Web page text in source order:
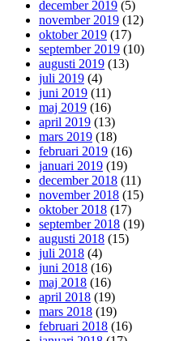
december 2019 (5)
november 2019 (12)
oktober 2019 (17)
september 2019 (10)
augusti 2019 (13)
juli 2019 (4)
juni 2019 (11)
maj 2019 (16)
april 2019 (13)
mars 2019 (18)
februari 2019 (16)
januari 2019 (19)
december 2018 (11)
november 2018 (15)
oktober 2018 (17)
september 2018 (19)
augusti 2018 (15)
juli 2018 (4)
juni 2018 (16)
maj 2018 (16)
april 2018 (19)
mars 2018 (19)
februari 2018 (16)